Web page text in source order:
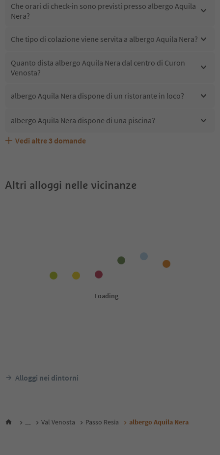
Che orari di check-in sono previsti presso albergo Aquila
Nera?
Che tipo di colazione viene servita a albergo Aquila Nera?
Quanto dista albergo Aquila Nera dal centro di Curon
Venosta?
albergo Aquila Nera dispone di un ristorante in loco?
albergo Aquila Nera dispone di una piscina?
albergo Aquila Nera accetta animali domestici?
Quali servizi/attività sono disponibili presso albergo
Gli ospiti di albergo Aquila Nera ricevono l'Alto Adige
Vedi altre 3 domande
Altri alloggi nelle vicinanze
Alloggi nei dintorni
... Val Venosta Passo Resia albergo Aquila Nera